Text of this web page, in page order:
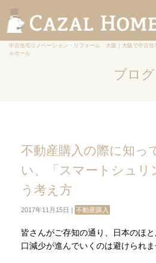
中古住宅リノベーション・リフォーム 大阪｜大阪で中古住
ルホール
ブログ
不動産購入の際に知っ
い、「スマートシュリ
う考え方
2017年11月15日 | 不動産購入
皆さんがご存知の通り、日本のほ
口減少が進んでいくのは避けられま